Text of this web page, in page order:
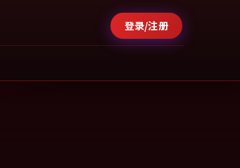
登录/注册